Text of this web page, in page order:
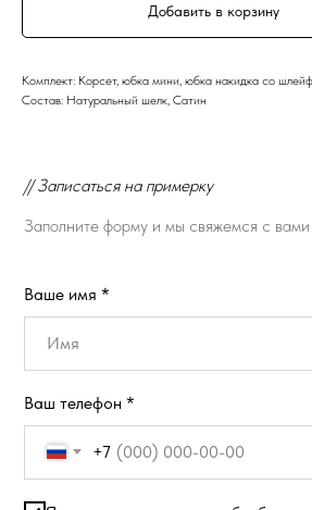
Добавить в корзину
Комплект: Корсет, юбка мини, юбка накидка со
Состав: Натуральный шелк, Сатин
// Записаться на примерку
Ваше имя *
Ваш телефон *
+7
Заполните форму и мы свяжемся с